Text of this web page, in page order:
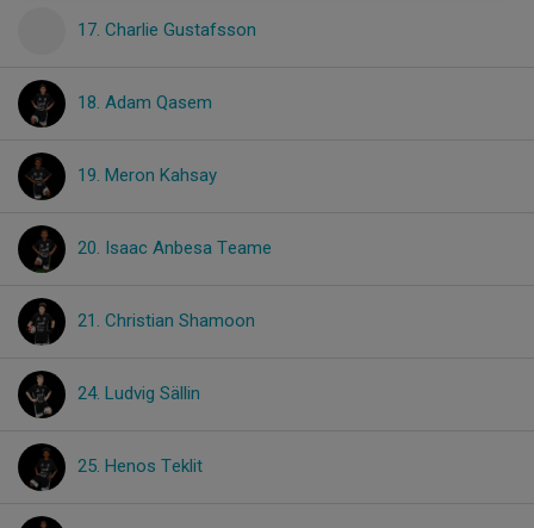
17. Charlie Gustafsson
18. Adam Qasem
19. Meron Kahsay
20. Isaac Anbesa Teame
21. Christian Shamoon
24. Ludvig Sällin
25. Henos Teklit